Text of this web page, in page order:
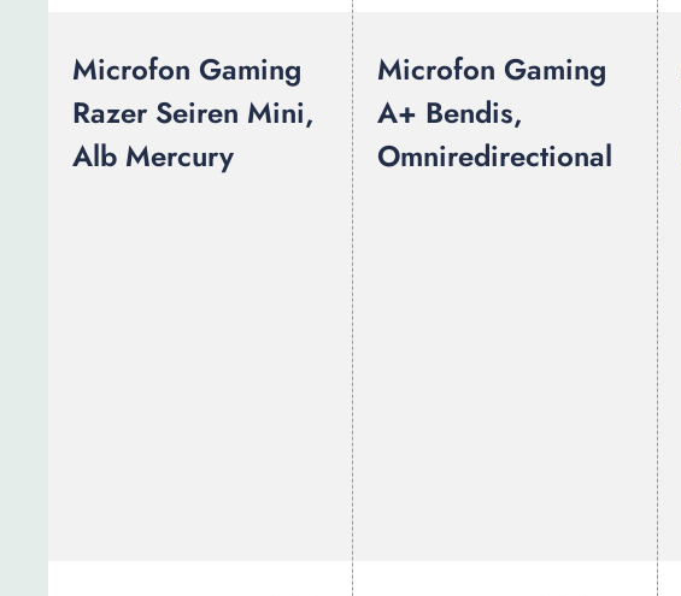
Microfon Gaming
Razer Seiren Mini,
Alb Mercury
Microfon Gaming
A+ Bendis,
Omniredirectional